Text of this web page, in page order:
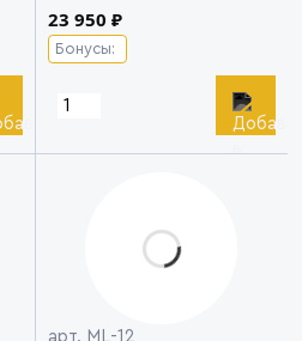
23 950 ₽
Бонусы:
арт. ML-12